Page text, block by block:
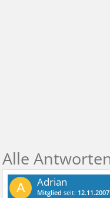
A Adrian
Mitglied seit: 12.11.2007